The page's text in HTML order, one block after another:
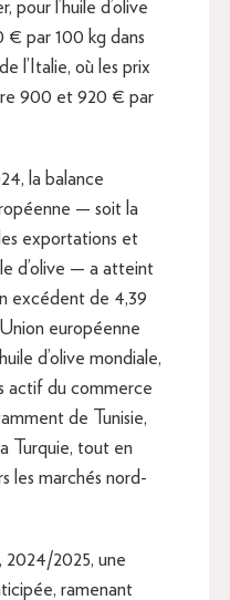
pour l’huile d’olive
€ par 100 kg dans
l’Italie, où les prix
900 et 920 € par
la balance
— soit la
exportations et
d’olive — a atteint
excédent de 4,39
européenne
d’olive mondiale,
actif du commerce
de Tunisie,
Turquie, tout en
les marchés nord-
2024/2025, une
ramenant